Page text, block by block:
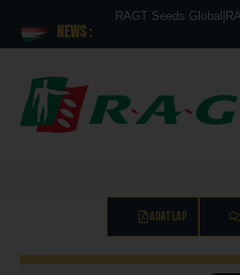
News :
RAGT Seeds Global
ADATLAP